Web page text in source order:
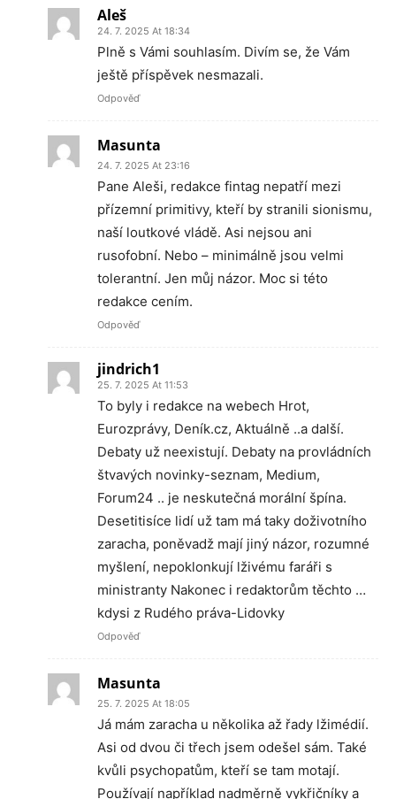
Aleš
24. 7. 2025 At 18:34
Plně s Vámi souhlasím. Divím se, že Vám
ještě příspěvek nesmazali.
Odpověď
Masunta
24. 7. 2025 At 23:16
Pane Aleši, redakce fintag nepatří mezi
přízemní primitivy, kteří by stranili sionismu,
naší loutkové vládě. Asi nejsou ani
rusofobní. Nebo – minimálně jsou velmi
tolerantní. Jen můj názor. Moc si této
redakce cením.
Odpověď
jindrich1
25. 7. 2025 At 11:53
To byly i redakce na webech Hrot,
Eurozprávy, Deník.cz, Aktuálně ..a další.
Debaty už neexistují. Debaty na provládních
štvavých novinky-seznam, Medium,
Forum24 .. je neskutečná morální špína.
Desetitisíce lidí už tam má taky doživotního
zaracha, poněvadž mají jiný názor, rozumné
myšlení, nepoklonkují lživému faráři s
ministranty Nakonec i redaktorům těchto …
kdysi z Rudého práva-Lidovky
Odpověď
Masunta
25. 7. 2025 At 18:05
Já mám zaracha u několika až řady lžimédií.
Asi od dvou či třech jsem odešel sám. Také
kvůli psychopatům, kteří se tam motají.
Používají například nadměrně vykřičníky a